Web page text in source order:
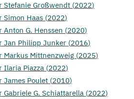
Stefanie Großwendt (2022)
Simon Haas (2022)
G. Henssen (2020)
Jan Philipp Junker (2016)
Markus Mittnenzweig (2025)
Ilaria Piazza (2022)
James Poulet (2010)
G. Schiattarella (2022)